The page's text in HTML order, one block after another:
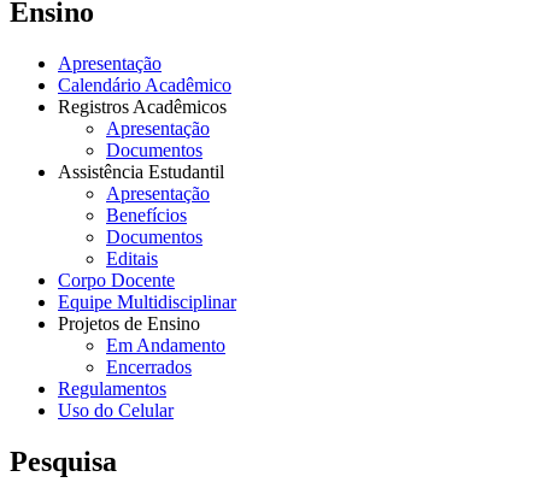
Ensino
Apresentação
Calendário Acadêmico
Registros Acadêmicos
Apresentação
Documentos
Assistência Estudantil
Apresentação
Benefícios
Documentos
Editais
Corpo Docente
Equipe Multidisciplinar
Projetos de Ensino
Em Andamento
Encerrados
Regulamentos
Uso do Celular
Pesquisa